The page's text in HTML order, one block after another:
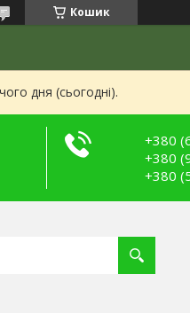
Кошик
дня (сьогодні).
+380
+380
+380